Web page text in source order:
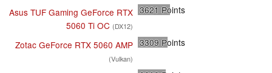
Asus TUF Gaming GeForce RTX
5060 Ti OC (DX12)
3621 Points
Zotac GeForce RTX 5060 AMP
(Vulkan)
3309 Points